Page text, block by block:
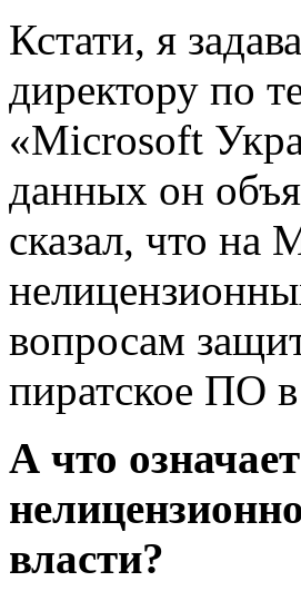
Кстати, я
директору по
«Microsoft
данных он
сказал, что на
вопросам
пиратское ПО
А что
власти?